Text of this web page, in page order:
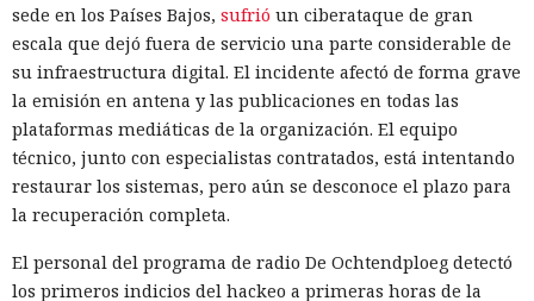
sede en los Países Bajos, sufrió un ciberataque de gran
escala que dejó fuera de servicio una parte considerable de
su infraestructura digital. El incidente afectó de forma grave
la emisión en antena y las publicaciones en todas las
plataformas mediáticas de la organización. El equipo
técnico, junto con especialistas contratados, está intentando
restaurar los sistemas, pero aún se desconoce el plazo para
la recuperación completa.
El personal del programa de radio De Ochtendploeg detectó
los primeros indicios del hackeo a primeras horas de la